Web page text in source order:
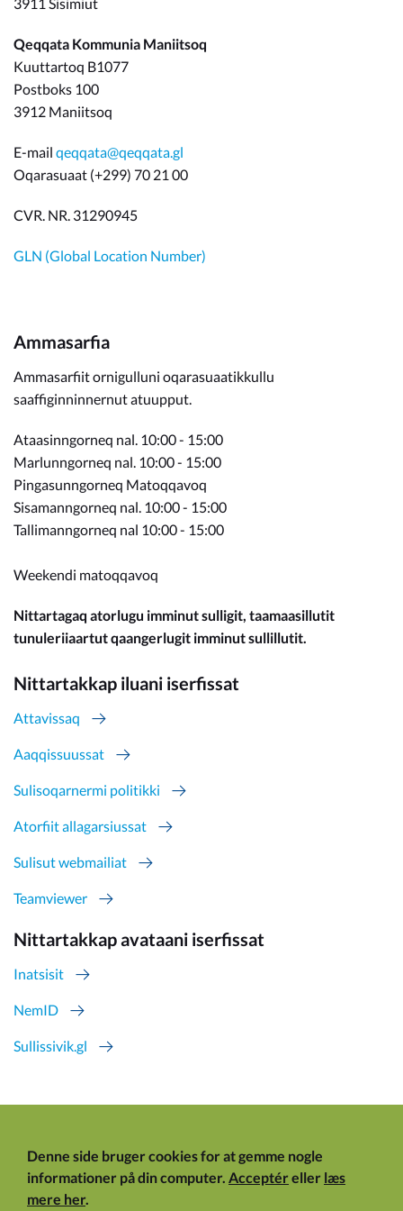
Qeqqata Kommunia Maniitsoq
Kuuttartoq B1077
Postboks 100
3912 Maniitsoq
E-mail qeqqata@qeqqata.gl
Oqarasuaat (+299) 70 21 00
CVR. NR. 31290945
GLN (Global Location Number)
Ammasarfia
Ammasarfiit ornigulluni oqarasuaatikkullu
saaffiginninnernut atuupput.
Ataasinngorneq nal. 10:00 - 15:00
Marlunngorneq nal. 10:00 - 15:00
Pingasunngorneq Matoqqavoq
Sisamanngorneq nal. 10:00 - 15:00
Tallimanngorneq nal 10:00 - 15:00
Weekendi matoqqavoq
Nittartagaq atorlugu imminut sulligit, taamaasillutit
tunuleriiaartut qaangerlugit imminut sullillutit.
Nittartakkap iluani iserfissat
Attavissaq
Aaqqissuussat
Sulisoqarnermi politikki
Atorfiit allagarsiussat
Sulisut webmailiat
Teamviewer
Nittartakkap avataani iserfissat
Inatsisit
NemID
Sullissivik.gl
Denne side bruger cookies for at gemme nogle
informationer på din computer. Acceptéreller læs
mere her.